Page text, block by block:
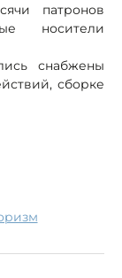
патронов
носители
снабжены
сборке